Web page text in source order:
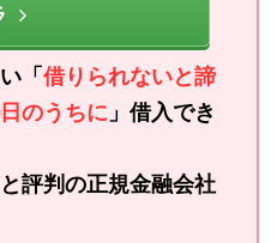
「借りられないと諦
のうちに 」借入でき
評判の正規金融会社